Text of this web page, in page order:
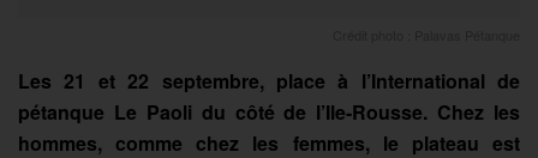
Les 21 et 22 septembre, place à l’International de
pétanque Le Paoli du côté de l’Ile-Rousse. Chez les
hommes, comme chez les femmes, le plateau est